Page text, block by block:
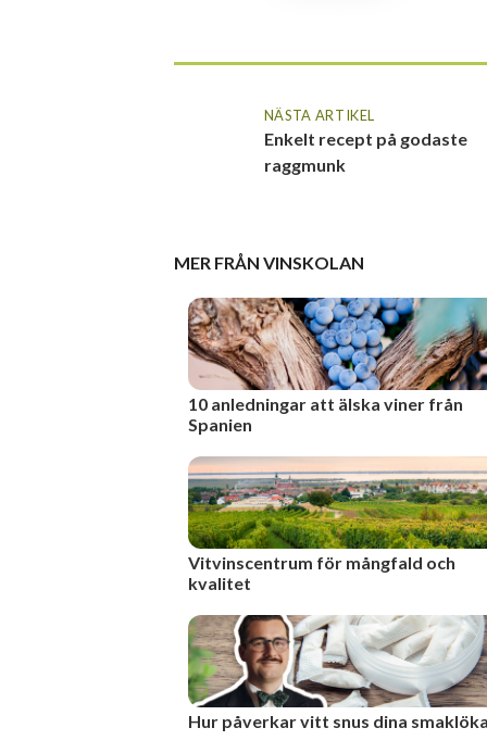
NÄSTA ARTIKEL
Enkelt recept på godaste
raggmunk
MER FRÅN VINSKOLAN
10 anledningar att älska viner från
Spanien
Vitvinscentrum för mångfald och
kvalitet
Hur påverkar vitt snus dina